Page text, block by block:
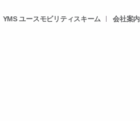
YMS ユースモビリティスキーム 会社案内